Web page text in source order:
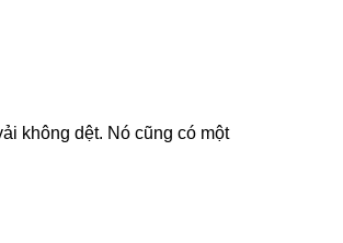
không dệt. Nó cũng có một